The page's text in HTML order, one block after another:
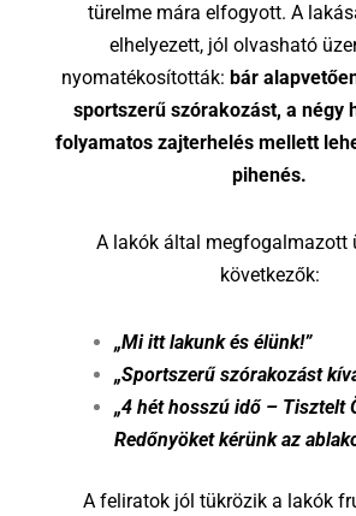
türelme mára elfogyott. A
elhelyezett, jól olvasható
nyomatékosították: bár
sportszerű szórakozást, a négy
folyamatos zajterhelés mellett
pihenés.
A lakók által megfogalmazott
következők:
„Mi itt lakunk és élünk!”
„Sportszerű szórakozást
„4 hét hosszú idő – Tisztelt
Redőnyöket kérünk az
A feliratok jól tükrözik a lakók